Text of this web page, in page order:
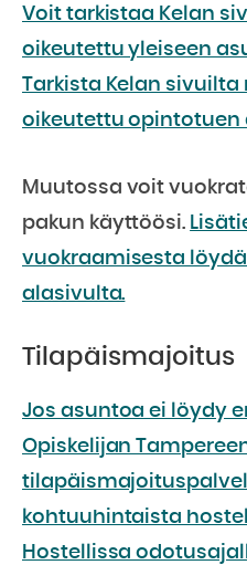
Voit tarkistaa Kelan
oikeutettu yleiseen
Tarkista Kelan sivuilta
oikeutettu opintotuen
Muutossa voit
pakun käyttöösi.
vuokraamisesta
alasivulta.
Tilapäismajoitus
Jos asuntoa ei löydy
Opiskelijan
kohtuuhintaista
Hostellissa